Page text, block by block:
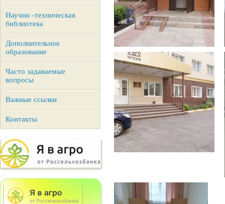
Научно -техническая
библиотека
Дополнительное
образование
Часто задаваемые
вопросы
Важные ссылки
Контакты